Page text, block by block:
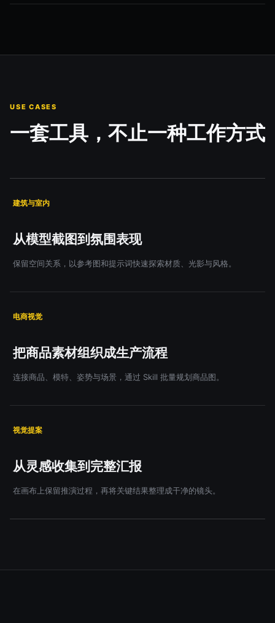
USE CASES
一套工具，不止一种工作方式
建筑与室内
从模型截图到氛围表现
保留空间关系，以参考图和提示词快速探索材质、光影与风格。
电商视觉
把商品素材组织成生产流程
连接商品、模特、姿势与场景，通过 Skill 批量规划商品图。
视觉提案
从灵感收集到完整汇报
在画布上保留推演过程，再将关键结果整理成干净的镜头。